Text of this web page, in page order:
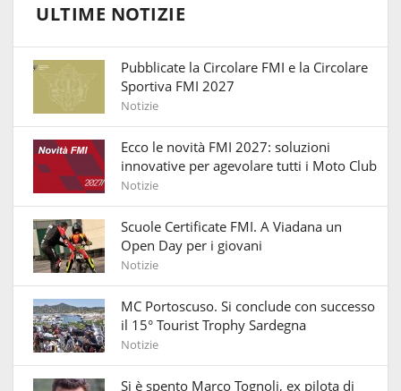
ULTIME NOTIZIE
Pubblicate la Circolare FMI e la Circolare
Sportiva FMI 2027
Notizie
Ecco le novità FMI 2027: soluzioni
innovative per agevolare tutti i Moto Club
Notizie
Scuole Certificate FMI. A Viadana un
Open Day per i giovani
Notizie
MC Portoscuso. Si conclude con successo
il 15° Tourist Trophy Sardegna
Notizie
Si è spento Marco Tognoli, ex pilota di